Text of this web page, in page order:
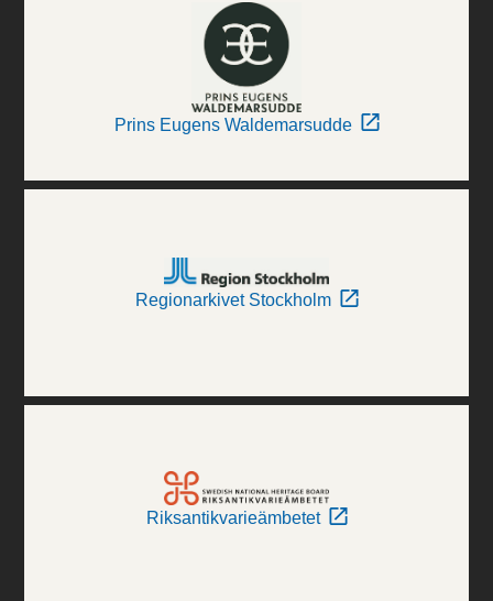
Prins Eugens Waldemarsudde
Regionarkivet Stockholm
Riksantikvarieämbetet